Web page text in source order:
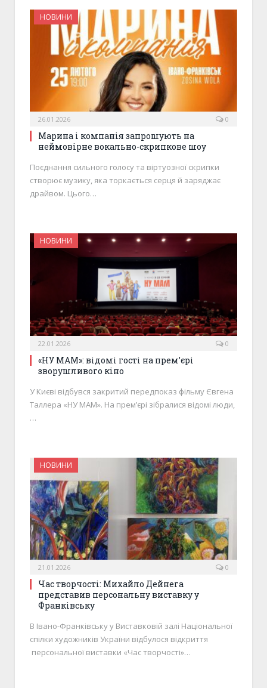
НОВИНИ
26.01.2026 0
Марина і компанія запрошують на
неймовірне вокально-скрипкове шоу
Поєднання сильного голосу та віртуозної скрипки
створює музику, яка торкається серця й заряджає
драйвом. Цього…
НОВИНИ
22.01.2026 0
«НУ МАМ»: відомі гості на премʼєрі
зворушливого кіно
У Києві відбувся закритий передпоказ фільму Євгена
Таллера «НУ МАМ». На премʼєрі зібралися відомі люди,
…
НОВИНИ
21.01.2026 0
Час творчості: Михайло Дейнега
представив персональну виставку у
Франківську
В Івано-Франківську у Виставковій залі Національної
спілки художників України відбулося відкриття
персональної виставки «Час творчості»…